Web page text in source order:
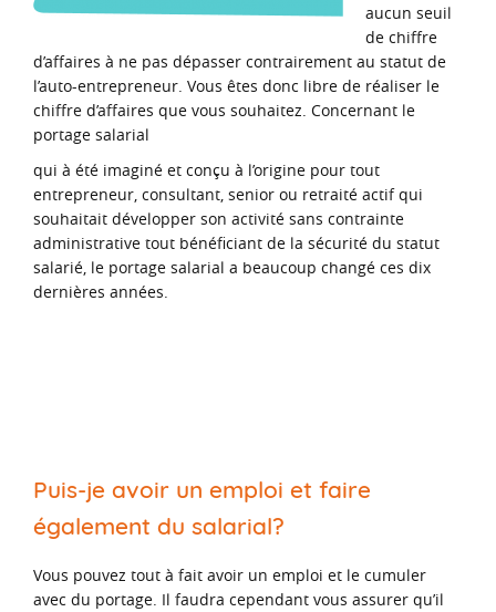
aucun seuil
de chiffre
d’affaires à ne pas dépasser contrairement au statut de
l’auto-entrepreneur. Vous êtes donc libre de réaliser le
chiffre d’affaires que vous souhaitez. Concernant le
portage salarial
qui à été imaginé et conçu à l’origine pour tout
entrepreneur, consultant, senior ou retraité actif qui
souhaitait développer son activité sans contrainte
administrative tout bénéficiant de la sécurité du statut
salarié, le portage salarial a beaucoup changé ces dix
dernières années.
Puis-je avoir un emploi et faire
également du salarial?
Vous pouvez tout à fait avoir un emploi et le cumuler
avec du portage. Il faudra cependant vous assurer qu’il